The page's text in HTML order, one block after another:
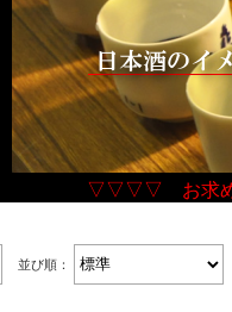
▽▽▽▽ お求め
並び順：